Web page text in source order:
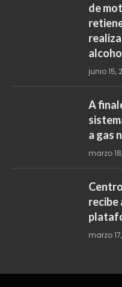
de
junio 15,
A
a gas
marzo
recibe
marzo